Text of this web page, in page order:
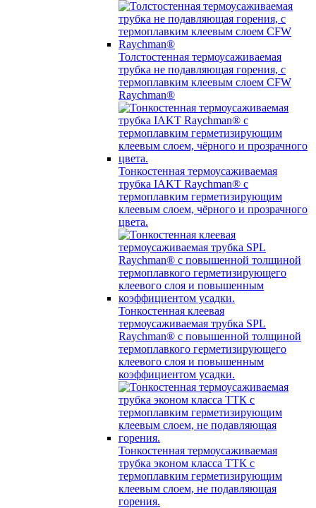
Толстостенная термоусаживаемая
трубка не подавляющая горения, с
термоплавким клеевым слоем CFW
Raychman®
Тонкостенная термоусаживаемая
трубка IAKT Raychman® с
термоплавким герметизирующим
клеевым слоем, чёрного и прозрачного
цвета.
Тонкостенная клеевая
термоусаживаемая трубка SPL
Raychman® с повышенной толщиной
термоплавкого герметизирующего
клеевого слоя и повышенным
коэффициентом усадки.
Тонкостенная термоусаживаемая
трубка эконом класса ТТК с
термоплавким герметизирующим
клеевым слоем, не подавляющая
горения.